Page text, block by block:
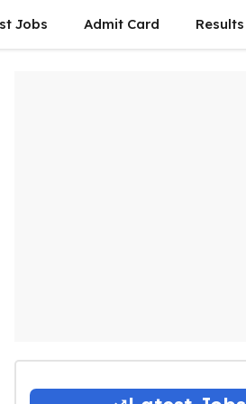
Jobs Admit Card Results